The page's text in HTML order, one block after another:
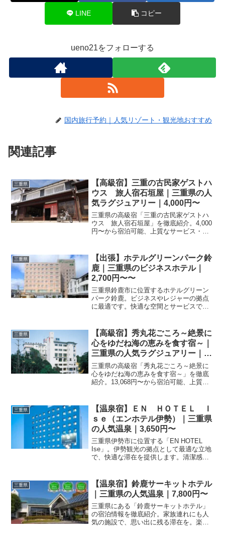
LINE コピー
ueno21をフォローする
国内旅行予約｜人気リゾート・観光地おすすめ
関連記事
三重県
【高級宿】三重の古民家ゲストハ
ウス 旅人宿石垣屋｜三重県の人
気ラグジュアリー｜4,000円〜
三重県の高級宿「三重の古民家ゲストハ
ウス 旅人宿石垣屋」を徹底紹介。4,000
円〜から宿泊可能、上質なサービス・客
すすめ。
三重県
【出張】ホテルグリーンパーク鈴
鹿｜三重県のビジネスホテル｜
2,700円〜〜
三重県鈴鹿市に位置するホテルグリーン
パーク鈴鹿。ビジネスやレジャーの拠点
に最適です。快適な空間とサービスで、
三重県
【高級宿】秀丸花ごころ～絶景に
心をゆだね海の恵みを食す宿～｜
三重県の人気ラグジュアリー｜
13,068円〜
三重県の高級宿「秀丸花ごころ～絶景に
心をゆだね海の恵みを食す宿～」を徹底
紹介。13,068円〜から宿泊可能、上質な
沢な旅行におすすめ。
三重県
【温泉宿】ＥＮ ＨＯＴＥＬ Ｉ
ｓｅ（エンホテル伊勢）｜三重県
の人気温泉｜3,650円〜
三重県伊勢市に位置する「EN HOTEL
Ise」。伊勢観光の拠点として最適な立地
で、快適な滞在を提供します。清潔感の
ださい。
三重県
【温泉宿】鈴鹿サーキットホテル
｜三重県の人気温泉｜7,800円〜
三重県にある「鈴鹿サーキットホテル」
の宿泊情報を徹底紹介。家族連れにも人
気の施設で、思い出に残る滞在を。楽天